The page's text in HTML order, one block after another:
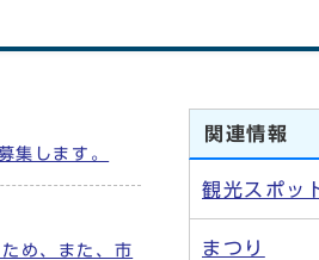
集します。
め、また、市
関連情報
観光スポッ
まつり